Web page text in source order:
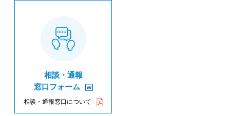
相談・通報
窓口フォーム
相談・通報窓口について